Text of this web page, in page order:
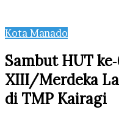
Kota Manado
Sambut HUT
XIII/Merdeka
di TMP Kairagi